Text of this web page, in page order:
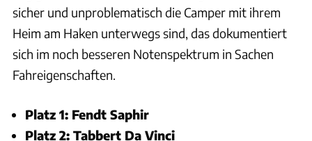
sicher und unproblematisch die Camper mit ihrem
Heim am Haken unterwegs sind, das dokumentiert
sich im noch besseren Notenspektrum in Sachen
Fahreigenschaften.
Platz 1: Fendt Saphir
Platz 2: Tabbert Da Vinci